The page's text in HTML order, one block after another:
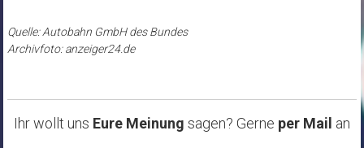
Quelle: Autobahn GmbH des Bundes
Archivfoto: anzeiger24.de
Ihr wollt uns Eure Meinung sagen? Gerne per Mail an